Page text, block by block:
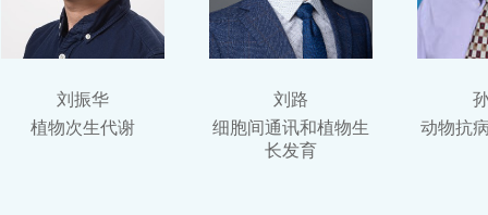
刘振华
植物次生代谢
刘路
细胞间通讯和植物生
长发育
动物抗